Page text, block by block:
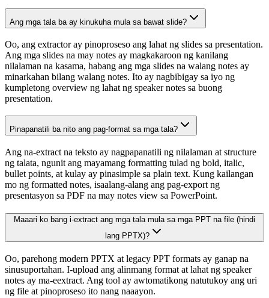
Ang mga tala ba ay kinukuha mula sa bawat slide?
Oo, ang extractor ay pinoproseso ang lahat ng slides sa presentation.
Ang mga slides na may notes ay magkakaroon ng kanilang
nilalaman na kasama, habang ang mga slides na walang notes ay
minarkahan bilang walang notes. Ito ay nagbibigay sa iyo ng
kumpletong overview ng lahat ng speaker notes sa buong
presentation.
Pinapanatili ba nito ang pag-format sa mga tala?
Ang na-extract na teksto ay nagpapanatili ng nilalaman at structure
ng talata, ngunit ang mayamang formatting tulad ng bold, italic,
bullet points, at kulay ay pinasimple sa plain text. Kung kailangan
mo ng formatted notes, isaalang-alang ang pag-export ng
presentasyon sa PDF na may notes view sa PowerPoint.
Maaari ko bang i-extract ang mga tala mula sa mga PPT na file (hindi
lang PPTX)?
Oo, parehong modern PPTX at legacy PPT formats ay ganap na
sinusuportahan. I-upload ang alinmang format at lahat ng speaker
notes ay ma-eextract. Ang tool ay awtomatikong natutukoy ang uri
ng file at pinoproseso ito nang naaayon.